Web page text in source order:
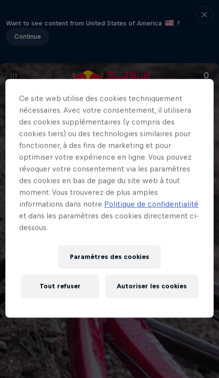
Want to see content from United States of America
?
Continue
Ce site web utilise des cookies techniquement
nécessaires. Avec votre consentement, il utilisera
des cookies supplémentaires (y compris des
cookies tiers) ou des technologies similaires pour
fonctionner, à des fins de marketing et pour
optimiser votre expérience en ligne. Vous pouvez
révoquer votre consentement via les paramètres
des cookies en bas de page du site web à tout
moment. Vous trouverez de plus amples
informations dans notre Politique de confidentialité
et dans les paramètres des cookies directement ci-
dessous.
Paramètres des cookies
Tout refuser Autoriser les cookies